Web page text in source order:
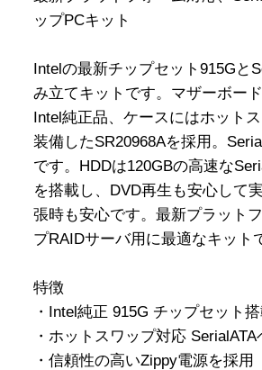
ップPCキット
Intelの最新チップセット915Gと
み立てキットです。マザーボー
Intel純正品、ケースにはホット
装備したSR20968Aを採用。
です。HDDは120GBの高速な
を搭載し、DVD再生も安心して
張時も安心です。最新プラット
プRAIDサーバ用に最適なキット
特徴
・Intel純正 915G チップセット
・ホットスワップ対応
・信頼性の高いZippy電源を採用